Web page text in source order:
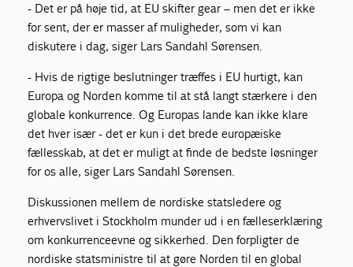
- Det er på høje tid, at EU skifter gear – men det er ikke
for sent, der er masser af muligheder, som vi kan
diskutere i dag, siger Lars Sandahl Sørensen.
- Hvis de rigtige beslutninger træffes i EU hurtigt, kan
Europa og Norden komme til at stå langt stærkere i den
globale konkurrence. Og Europas lande kan ikke klare
det hver især - det er kun i det brede europæiske
fællesskab, at det er muligt at finde de bedste løsninger
for os alle, siger Lars Sandahl Sørensen.
Diskussionen mellem de nordiske statsledere og
erhvervslivet i Stockholm munder ud i en fælleserklæring
om konkurrenceevne og sikkerhed. Den forpligter de
nordiske statsministre til at gøre Norden til en global